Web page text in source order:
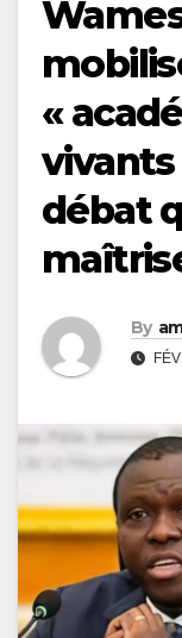
«
vivants
débat
By